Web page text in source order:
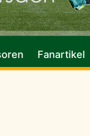
Fanartikel